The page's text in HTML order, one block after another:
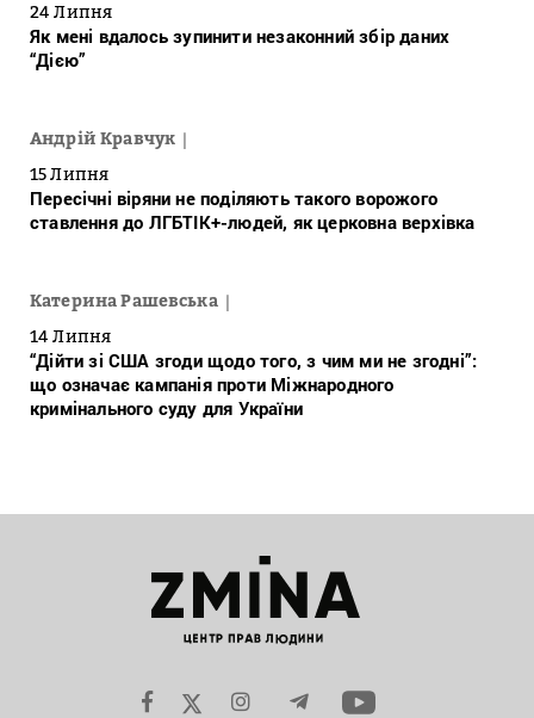
24 Липня
Як мені вдалось зупинити незаконний збір даних
“Дією”
Андрій Кравчук
15 Липня
Пересічні віряни не поділяють такого ворожого
ставлення до ЛГБТІК+-людей, як церковна верхівка
Катерина Рашевська
14 Липня
“Дійти зі США згоди щодо того, з чим ми не згодні”:
що означає кампанія проти Міжнародного
кримінального суду для України